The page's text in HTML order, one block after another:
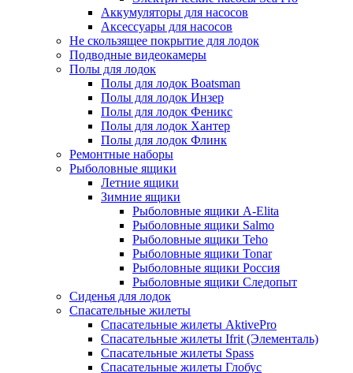
Аккумуляторы для насосов
Аксессуары для насосов
Не скользящее покрытие для лодок
Подводные видеокамеры
Полы для лодок
Полы для лодок Boatsman
Полы для лодок Инзер
Полы для лодок Феникс
Полы для лодок Хантер
Полы для лодок Флинк
Ремонтные наборы
Рыболовные ящики
Летние ящики
Зимние ящики
Рыболовные ящики A-Elita
Рыболовные ящики Salmo
Рыболовные ящики Teho
Рыболовные ящики Tonar
Рыболовные ящики Россия
Рыболовные ящики Следопыт
Сиденья для лодок
Спасательные жилеты
Спасательные жилеты AktivePro
Спасательные жилеты Ifrit (Элементаль)
Спасательные жилеты Spass
Спасательные жилеты Глобус